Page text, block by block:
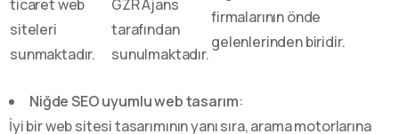
ticaret web
siteleri
sunmaktadır.
GZR Ajans
tarafından
sunulmaktadır.
firmalarının önde
gelenlerinden biridir.
Niğde SEO uyumlu web tasarım:
İyi bir web sitesi tasarımının yanı sıra, arama motorlarına